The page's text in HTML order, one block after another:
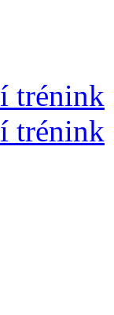
trénink
trénink